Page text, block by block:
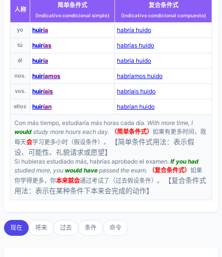
人称
简单条件式
(Indicativo condicional simple)
复合条件式
(Indicativo condicional compuesto)
yo huiría habría huido
tú huirías habrías huido
él huiría habría huido
nos. huiríamos habríamos huido
vos. huiríais habríais huido
ellos huirían habrían huido
Con más tiempo, estudiaría más horas cada día. With more time, I
would study more hours each day. （简单条件式） 如果有更多时间，我
每天会学习更多小时（假设条件）。
【简单条件式用法：表示假
设、可能性、礼貌请求或愿望】
Si hubieras estudiado más, habrías aprobado el examen. If you had
studied more, you would have passed the exam. （复合条件式） 如果
你学得更多，你本来就会通过考试了（过去假设条件）。
【复合条件式
用法：表示在某种条件下本来会完成的动作】
现在 将来 过去 条件 命令